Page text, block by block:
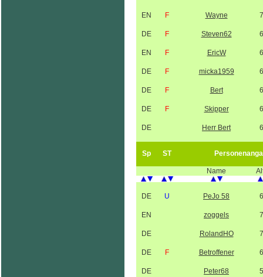
EN F Wayne
DE F Steven62
EN F EricW
DE F micka1959
DE F Bert
DE F Skipper
DE Herr Bert
Sp ST
Name
DE U PeJo 58
EN zoggels
DE RolandHO
DE F Betroffener
DE Peter68